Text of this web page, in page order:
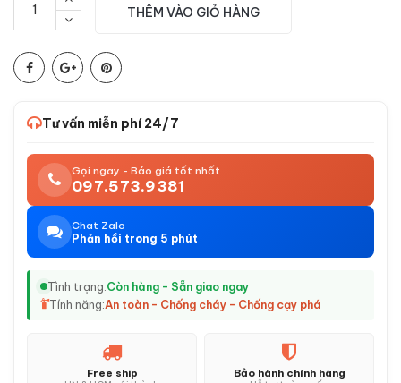
THÊM VÀO GIỎ HÀNG
Tư vấn miễn phí 24/7
Gọi ngay - Báo giá tốt nhất
097.573.9381
Chat Zalo
Phản hồi trong 5 phút
Tình trạng:Còn hàng - Sẵn giao ngay
Tính năng:An toàn - Chống cháy - Chống cạy phá
Free ship Bảo hành chính hãng